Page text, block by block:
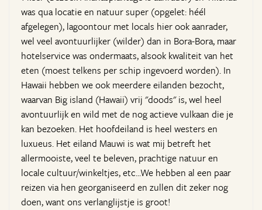
was qua locatie en natuur super (opgelet: héél
afgelegen), lagoontour met locals hier ook aanrader,
wel veel avontuurlijker (wilder) dan in Bora-Bora, maar
hotelservice was ondermaats, alsook kwaliteit van het
eten (moest telkens per schip ingevoerd worden). In
Hawaii hebben we ook meerdere eilanden bezocht,
waarvan Big island (Hawaii) vrij "doods" is, wel heel
avontuurlijk en wild met de nog actieve vulkaan die je
kan bezoeken. Het hoofdeiland is heel westers en
luxueus. Het eiland Mauwi is wat mij betreft het
allermooiste, veel te beleven, prachtige natuur en
locale cultuur/winkeltjes, etc...We hebben al een paar
reizen via hen georganiseerd en zullen dit zeker nog
doen, want ons verlanglijstje is groot!